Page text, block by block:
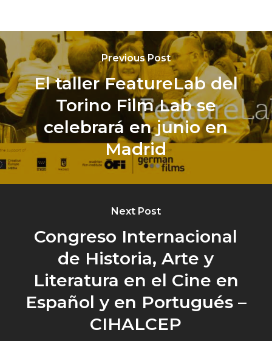
Previous Post
El taller FeatureLab del
Torino Film Lab se
celebrará en junio en
Madrid
Next Post
Congreso Internacional
de Historia, Arte y
Literatura en el Cine en
Español y en Portugués –
CIHALCEP